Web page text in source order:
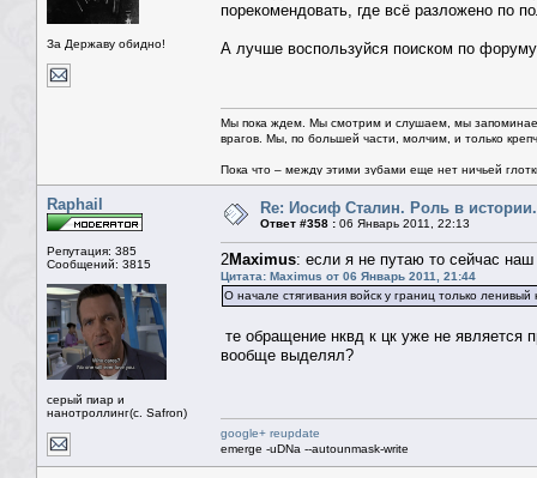
За Державу обидно!
порекомендовать, где всё разложено по
А лучше воспользуйся поиском по
Мы пока ждем. Мы смотрим и слушаем, мы
врагов. Мы, по большей части, молчим, и только
Пока что – между этими зубами еще нет ничьей
Raphail
Репутация: 385
Сообщений: 3815
серый пиар и
нанотроллинг(с. Safron)
Re: Иосиф Сталин. Роль в истории.
Ответ #358 : 06 Январь 2011, 22:13
2Maximus: если я не путаю то сейчас
Цитата: Maximus от 06 Январь 2011, 21:44
О начале стягивания войск у границ только
те обращение нквд к цк уже не является
вообще выделял?
google+ reupdate
emerge -uDNa --autounmask-write